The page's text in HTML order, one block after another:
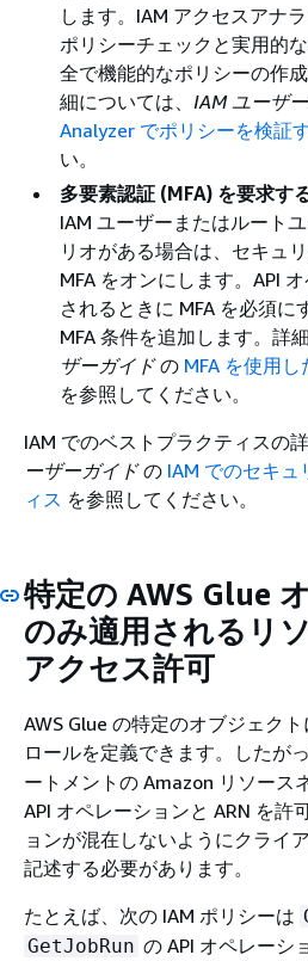
します。IAM アクセスアナ
ポリシーチェックと実用的
全で機能的なポリシーの作
細については、 IAM ユーザ
Analyzer でポリシーを検証
い。
多要素認証 (MFA) を要求す
IAM ユーザーまたはルート
リオがある場合は、セキュ
MFA をオンにします。API
されるときに MFA を必須に
MFA 条件を追加します。詳
ザーガイドの MFA を使用
を参照してください。
IAM でのベストプラクティスの
ーザーガイドの IAM でのセキ
ィス を参照してください。
特定の AWS Glue
のみ適用されるリ
アクセス許可
AWS Glue の特定のオブジェク
ロールを定義できます。したがっ
ートメントの Amazon リソース
API オペレーションと ARN を許
ョンが混在しないようにクライ
記述する必要があります。
たとえば、次の IAM ポリシーは
GetJobRun の API オペレーシ